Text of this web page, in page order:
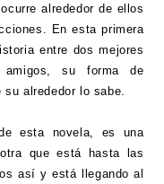
alrededor de ellos
En esta primera
entre dos mejores
amigos, su forma de
alrededor lo sabe.
esta novela, es una
que está hasta las
así y está llegando al